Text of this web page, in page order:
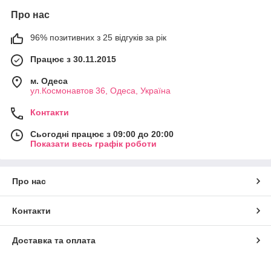
Про нас
96% позитивних з 25 відгуків за рік
Працює з 30.11.2015
м. Одеса
ул.Космонавтов 36, Одеса, Україна
Контакти
Сьогодні працює з 09:00 до 20:00
Показати весь графік роботи
Про нас
Контакти
Доставка та оплата